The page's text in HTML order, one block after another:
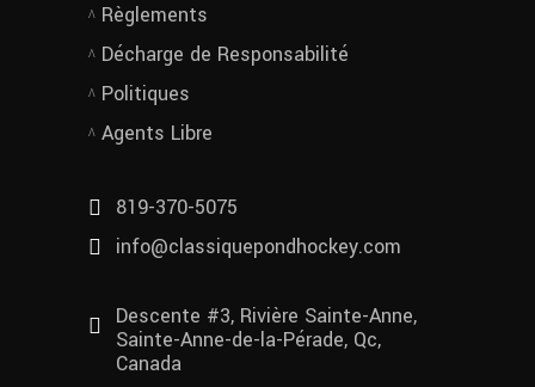
Règlements
Décharge de Responsabilité
Politiques
Agents Libre
819-370-5075
info@classiquepondhockey.com
Descente #3, Rivière Sainte-Anne,
Sainte-Anne-de-la-Pérade, Qc,
Canada